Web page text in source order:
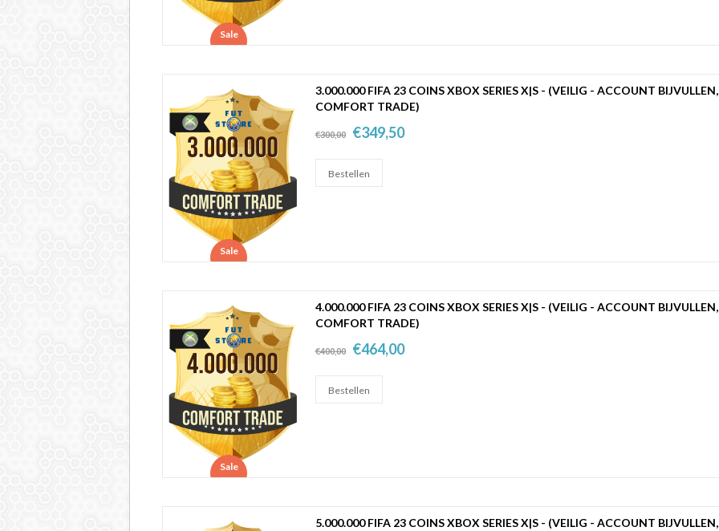
Sale
Sale
3.000.000 FIFA 23 COINS XBOX SERIES X|S - (VEILIG - ACCOUNT BIJVULLEN,
COMFORT TRADE)
€300,00 €349,50
Sale
4.000.000 FIFA 23 COINS XBOX SERIES X|S - (VEILIG - ACCOUNT BIJVULLEN,
COMFORT TRADE)
€400,00 €464,00
5.000.000 FIFA 23 COINS XBOX SERIES X|S - (VEILIG - ACCOUNT BIJVULLEN,